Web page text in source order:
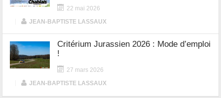
22 mai 2026
JEAN-BAPTISTE LASSAUX
Critérium Jurassien 2026 : Mode d’emploi
!
27 mars 2026
JEAN-BAPTISTE LASSAUX